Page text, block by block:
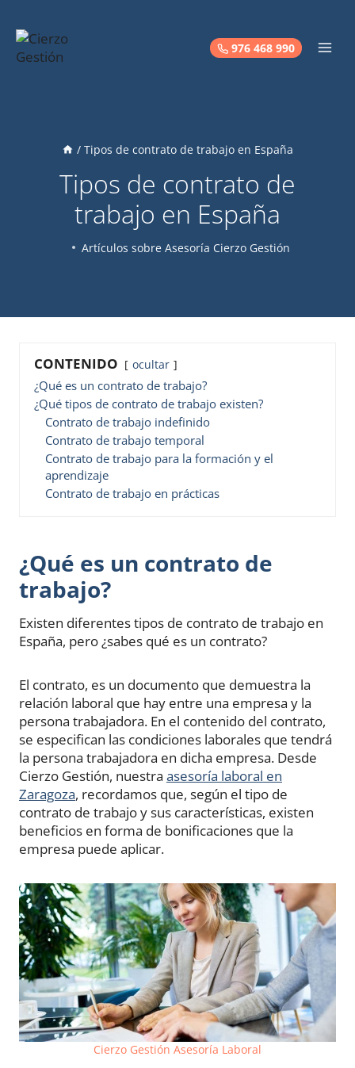
contenido
976 468 990
/ Tipos de contrato de trabajo en España
Tipos de contrato de
trabajo en España
Artículos sobre Asesoría Cierzo Gestión
CONTENIDO ocultar
¿Qué es un contrato de trabajo?
¿Qué tipos de contrato de trabajo existen?
Contrato de trabajo indefinido
Contrato de trabajo temporal
Contrato de trabajo para la formación y el
aprendizaje
Contrato de trabajo en prácticas
¿Qué es un contrato de
trabajo?
Existen diferentes tipos de contrato de trabajo en
España, pero ¿sabes qué es un contrato?
El contrato, es un documento que demuestra la
relación laboral que hay entre una empresa y la
persona trabajadora. En el contenido del contrato,
se especifican las condiciones laborales que tendrá
la persona trabajadora en dicha empresa. Desde
Cierzo Gestión, nuestra asesoría laboral en
Zaragoza, recordamos que, según el tipo de
contrato de trabajo y sus características, existen
beneficios en forma de bonificaciones que la
empresa puede aplicar.
Cierzo Gestión Asesoría Laboral